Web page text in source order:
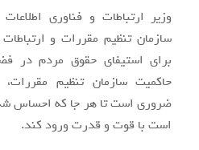
وزیر ارتباطات و فناوری
سازمان تنظیم مقررات و
برای استیفای حقوق مردم در
حاکمیت سازمان تنظیم
ضروری است تا هر جا که احساس
است با قوت و قدرت ورود کند.